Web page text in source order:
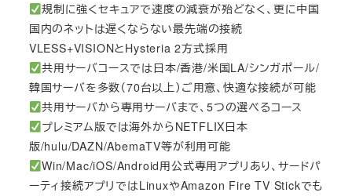
規制に強くセキュアで速度の減衰が殆どなく、更に中国
国内のネットは遅くならない最先端の接続
VLESS+VISIONとHysteria 2方式採用
共用サーバコースでは日本/香港/米国LA/シンガポール/
韓国サーバを多数（70台以上）ご用意、快適な接続が可能
共用サーバから専用サーバまで、5つの選べるコース
プレミアム版では海外からNETFLIX日本
版/hulu/DAZN/AbemaTV等が利用可能
Win/Mac/iOS/Android用公式専用アプリあり、サードパ
ーティ接続アプリではLinuxやAmazon Fire TV Stickでも